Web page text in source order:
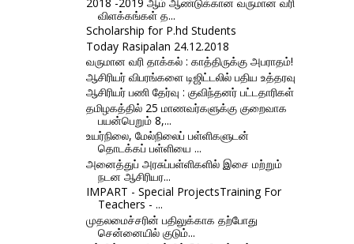
விளக்கங்கள் த...
Scholarship for P.hd Students
Today Rasipalan 24.12.2018
வருமான வரி தாக்கல் : காத்திருக்கு அபராதம்!
ஆசிரியர் விபரங்களை டிஜிட்டலில் பதிய உத்தரவு
ஆசிரியர் பணி தேர்வு : குவிந்தனர் பட்டதாரிகள்
தமிழகத்தில் 25 மாணவர்களுக்கு குறைவாக
பயன்பெறும் 8,...
உயர்நிலை, மேல்நிலைப் பள்ளிகளுடன்
தொடக்கப் பள்ளியை ...
அனைத்துப் அரசுப்பள்ளிகளில் இசை மற்றும்
நடன ஆசிரியர...
IMPART - Special ProjectsTraining For
Teachers - ...
முதலமைச்சரின் பதிலுக்காக தற்போது
சென்னையில் குடும்...